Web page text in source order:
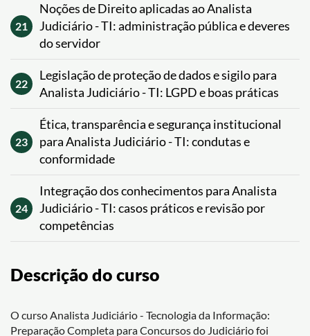
21
Noções de Direito aplicadas ao Analista
Judiciário - TI: administração pública e deveres
do servidor
22
Legislação de proteção de dados e sigilo para
Analista Judiciário - TI: LGPD e boas práticas
23
Ética, transparência e segurança institucional
para Analista Judiciário - TI: condutas e
conformidade
24
Integração dos conhecimentos para Analista
Judiciário - TI: casos práticos e revisão por
competências
Descrição do curso
O curso Analista Judiciário - Tecnologia da Informação:
Preparação Completa para Concursos do Judiciário foi